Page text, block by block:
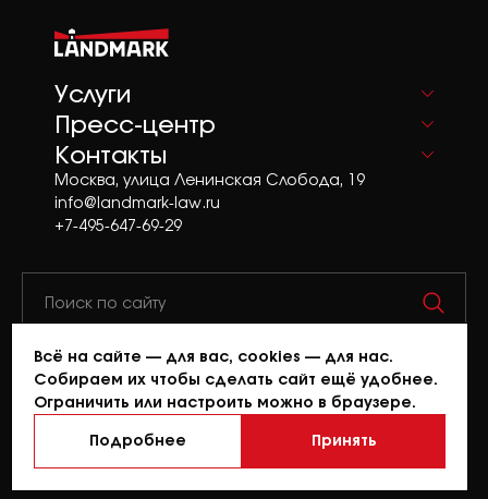
Услуги
Пресс-центр
Контакты
Москва, улица Ленинская Слобода, 19
info@landmark-law.ru
+7-495-647-69-29
© 2026 Landmark. Все права защищены.
При копировании материалов сайта ссылка
на источник обязательна.
Политика конфиденциальности.
Всё на сайте — для вас, cookies — для нас.
Собираем их чтобы сделать сайт ещё удобнее.
Ограничить или настроить можно в браузере.
Подробнее
Принять